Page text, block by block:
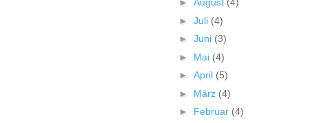
► Juli (4)
► Juni (3)
► Mai (4)
► April (5)
► März (4)
► Februar (4)